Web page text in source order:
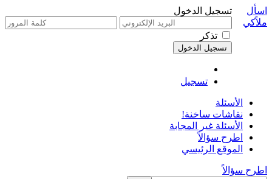
تسجيل الدخول
تذكر
تسجيل
اسأل
ملاًكي
الأسئلة
نقاشات ساخنة!
الأسئلة غير المجابة
اطرح سؤالاً
الموقع الرئيسي
اطرح سؤالاً